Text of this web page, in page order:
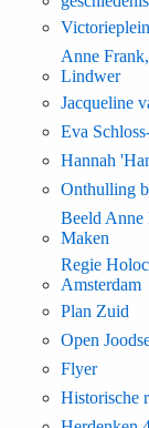
Anne
Lindwer
Jacqueline
Eva
Hannah
Onthulling
Beeld Anne
Maken
Regie
Amsterdam
Plan Zuid
Open
Flyer
Historische